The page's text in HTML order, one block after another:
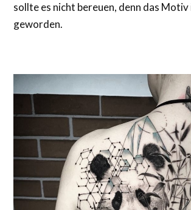
sollte es nicht bereuen, denn das
geworden.